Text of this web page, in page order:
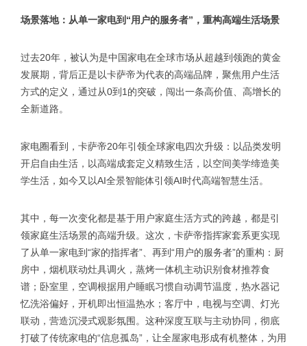
场景落地：从单一家电到“用户的服务者”，重构高端生活场景
过去20年，被认为是中国家电在全球市场从超越到领跑的黄金
发展期，背后正是以卡萨帝为代表的高端品牌，聚焦用户生活
方式的定义，通过从0到1的突破，闯出一条高价值、高增长的
全新道路。
家电圈看到，卡萨帝20年引领全球家电四次升级：以品类发明
开启自由生活，以高端成套定义精致生活，以空间美学缔造美
学生活，如今又以AI全景智能体引领AI时代高端智慧生活。
其中，每一次变化都是基于用户家庭生活方式的跨越，都是引
领家庭生活场景的高端升级。这次，卡萨帝指挥家套系更实现
了从单一家电到“家的指挥者”、再到“用户的服务者”的重构：厨
房中，烟机联动灶具调火，蒸烤一体机主动识别食材推荐食
谱；卧室里，空调根据用户睡眠习惯自动调节温度，热水器记
忆洗浴偏好，开机即出恒温热水；客厅中，电视与空调、灯光
联动，营造沉浸式观影氛围。这种深度互联与主动协同，彻底
打破了传统家电的“信息孤岛”，让全屋家电形成有机整体，为用